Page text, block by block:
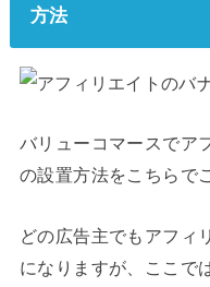
方法
バリューコマースでア
の設置方法をこちらで
どの広告主でもアフィ
になりますが、ここで